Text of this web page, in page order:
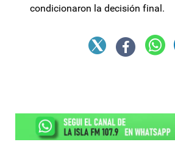
condicionaron la decisión final.